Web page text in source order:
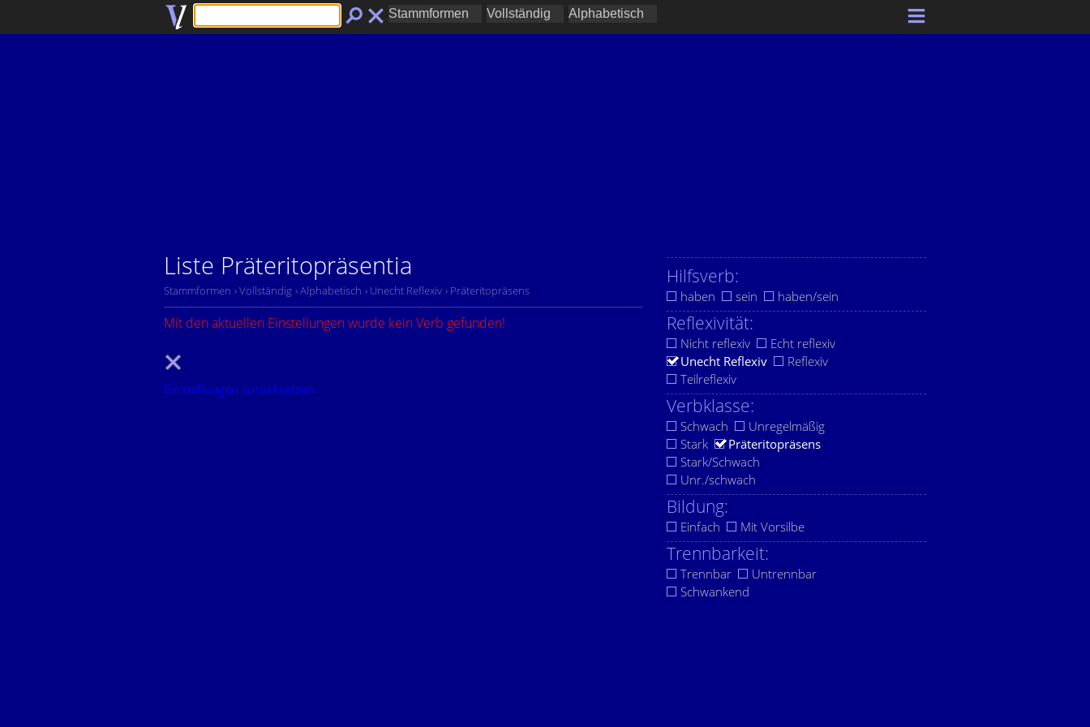
Liste Präteritopräsentia
Stammformen › Vollständig › Alphabetisch › Unecht Reflexiv › Präteritopräsens
Mit den aktuellen Einstellungen wurde kein Verb gefunden!
Einstellungen zurücksetzen.
Hilfsverb:
haben sein haben/sein
Reflexivität:
Nicht reflexiv
Echt reflexiv
Unecht Reflexiv
Reflexiv
Teilreflexiv
Verbklasse:
Schwach
Unregelmäßig
Stark
Präteritopräsens
Stark/Schwach
Unr./schwach
Bildung:
Einfach Mit Vorsilbe
Trennbarkeit:
Trennbar
Untrennbar
Schwankend